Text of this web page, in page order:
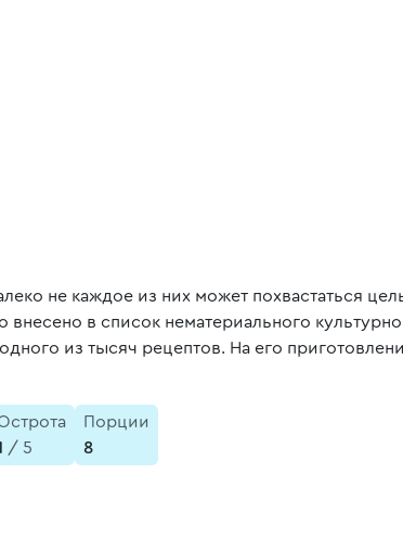
не каждое из них может похвастаться
в список нематериального
из тысяч рецептов. На его
/ 5
Порции
8